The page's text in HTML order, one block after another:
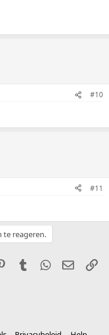
#10
#11
te reageren.
PinterestTumblr WhatsApp
E-mail